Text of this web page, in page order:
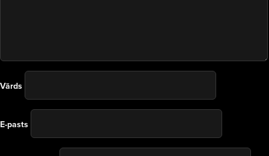
Vārds
E-pasts